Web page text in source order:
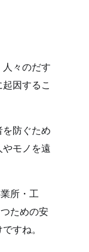
々のだす
因するこ
を防ぐため
モノを遠
所・工
ための安
すね。